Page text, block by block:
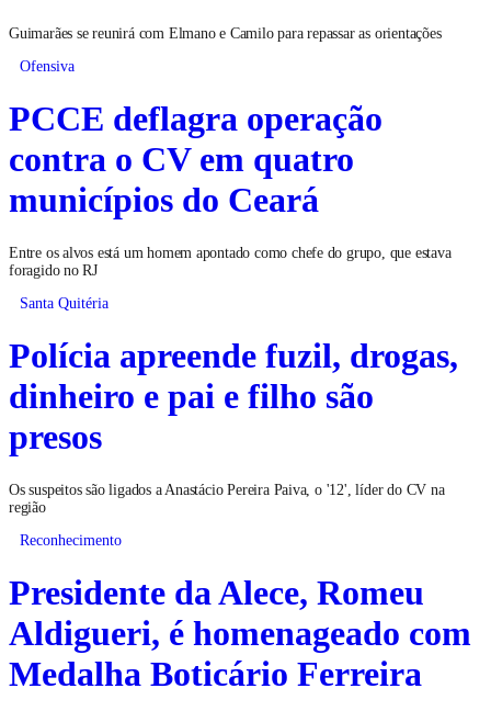
Guimarães se reunirá com Elmano e Camilo para repassar as orientações
Ofensiva
PCCE deflagra operação
contra o CV em quatro
municípios do Ceará
Entre os alvos está um homem apontado como chefe do grupo, que estava
foragido no RJ
Santa Quitéria
Polícia apreende fuzil, drogas,
dinheiro e pai e filho são
presos
Os suspeitos são ligados a Anastácio Pereira Paiva, o '12', líder do CV na
região
Reconhecimento
Presidente da Alece, Romeu
Aldigueri, é homenageado com
Medalha Boticário Ferreira